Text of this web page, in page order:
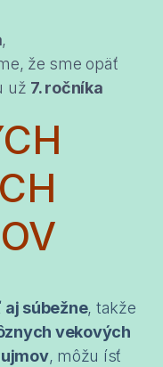
,
že sme opäť
už 7. ročníka
súbežne, takže
vekových
, môžu ísť